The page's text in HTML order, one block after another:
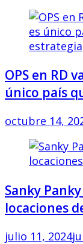
OPS en RD
único país
octubre 14,
Sanky
locaciones
julio 11, 2024